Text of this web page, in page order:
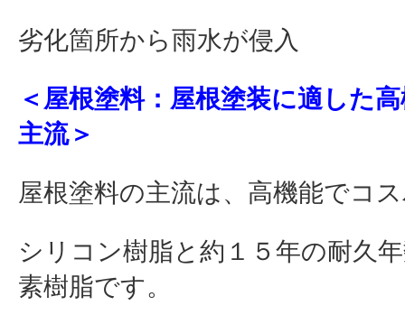
劣化箇所から雨水が侵入
＜屋根塗料：屋根塗装に適した
主流＞
屋根塗料の主流は、高機能でコ
シリコン樹脂と約１５年の耐久
素樹脂です。